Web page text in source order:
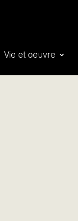
Vie et oeuvre